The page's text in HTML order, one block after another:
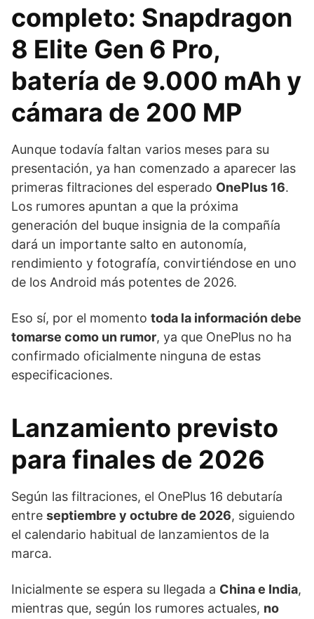
completo: Snapdragon
8 Elite Gen 6 Pro,
batería de 9.000 mAh y
cámara de 200 MP
Aunque todavía faltan varios meses para su
presentación, ya han comenzado a aparecer las
primeras filtraciones del esperado OnePlus 16.
Los rumores apuntan a que la próxima
generación del buque insignia de la compañía
dará un importante salto en autonomía,
rendimiento y fotografía, convirtiéndose en uno
de los Android más potentes de 2026.
Eso sí, por el momento toda la información debe
tomarse como un rumor, ya que OnePlus no ha
confirmado oficialmente ninguna de estas
especificaciones.
Lanzamiento previsto
para finales de 2026
Según las filtraciones, el OnePlus 16 debutaría
entre septiembre y octubre de 2026, siguiendo
el calendario habitual de lanzamientos de la
marca.
Inicialmente se espera su llegada a China e India,
mientras que, según los rumores actuales, no